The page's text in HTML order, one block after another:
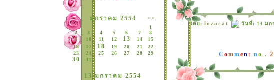
<< มกราคม 2554 >>
1
2
3 4 5 6 7
8
9
10 11 12 13 14
15
16
17 18 19 20 21
22
23
24 25 26 27 28 29
30 31
13 มกราคม 2554
ดย: lozocat วันที่: 13 มกร
C omment no . 2